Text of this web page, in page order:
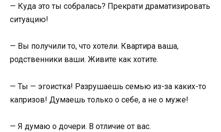
— Куда это ты собралась? Прекрати драматизировать
ситуацию!
— Вы получили то, что хотели. Квартира ваша,
родственники ваши. Живите как хотите.
— Ты — эгоистка! Разрушаешь семью из-за каких-то
капризов! Думаешь только о себе, а не о муже!
— Я думаю о дочери. В отличие от вас.